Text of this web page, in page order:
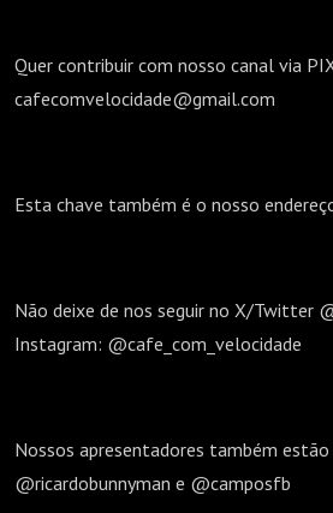
Quer contribuir com nosso canal via
cafecomvelocidade@gmail.com
Esta chave também é o nosso
Não deixe de nos seguir no X/Twitter
Instagram: @cafe_com_velocidade
Nossos apresentadores também
@ricardobunnyman e @camposfb